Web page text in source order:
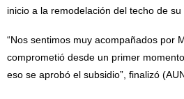
inicio a la remodelación del techo de su
“Nos sentimos muy acompañados por
comprometió desde un primer
eso se aprobó el subsidio”, finalizó